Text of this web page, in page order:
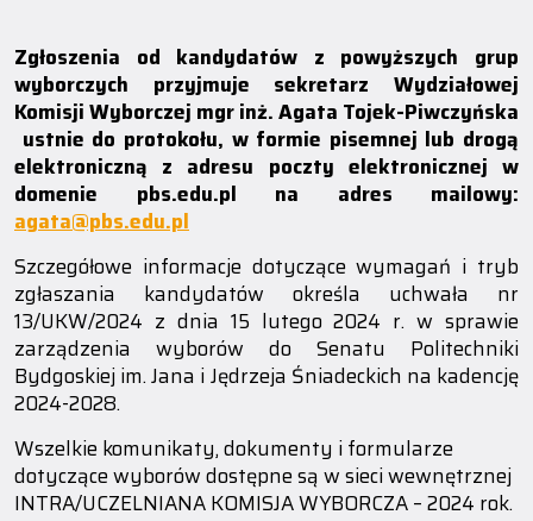
Zgłoszenia od kandydatów z powyższych grup
wyborczych przyjmuje sekretarz Wydziałowej
Komisji Wyborczej mgr inż. Agata Tojek-Piwczyńska
ustnie do protokołu, w formie pisemnej lub drogą
elektroniczną z adresu poczty elektronicznej w
domenie pbs.edu.pl na adres mailowy:
agata@pbs.edu.pl
Szczegółowe informacje dotyczące wymagań i tryb
zgłaszania kandydatów określa uchwała nr
13/UKW/2024 z dnia 15 lutego 2024 r. w sprawie
zarządzenia wyborów do Senatu Politechniki
Bydgoskiej im. Jana i Jędrzeja Śniadeckich na kadencję
2024-2028.
Wszelkie komunikaty, dokumenty i formularze
dotyczące wyborów dostępne są w sieci wewnętrznej
INTRA/UCZELNIANA KOMISJA WYBORCZA – 2024 rok.